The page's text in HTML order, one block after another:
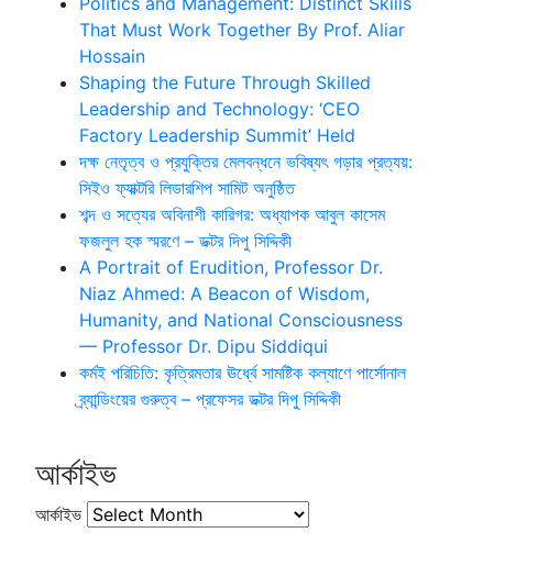
That Must Work Together By Prof. Aliar
Hossain
Shaping the Future Through Skilled
Leadership and Technology: ‘CEO
Factory Leadership Summit’ Held
দক্ষ নেতৃত্ব ও প্রযুক্তির মেলবন্ধনে ভবিষ্যৎ গড়ার প্রত্যয়:
সিইও ফ্যাক্টরি লিডারশিপ সামিট অনুষ্ঠিত
শব্দ ও সত্যের অবিনাশী কারিগর: অধ্যাপক আবুল কাসেম
ফজলুল হক স্মরণে – ডক্টর দিপু সিদ্দিকী
A Portrait of Erudition, Professor Dr.
Niaz Ahmed: A Beacon of Wisdom,
Humanity, and National Consciousness
— Professor Dr. Dipu Siddiqui
কর্মই পরিচিতি: কৃত্রিমতার ঊর্ধ্বে সামষ্টিক কল্যাণে পার্সোনাল
ব্র্যান্ডিংয়ের গুরুত্ব – প্রফেসর ডক্টর দিপু সিদ্দিকী
আর্কাইভ
আর্কাইভ